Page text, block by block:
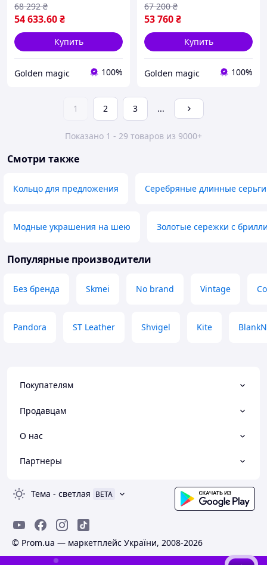
54 633.60₴
68 292 ₴
Купить
Golden magic 100%
53 760₴
67 200 ₴
Купить
Golden magic 100%
1 2 3 ...
Показано 1 - 29 товаров из 9000+
Смотри также
Кольцо для предложения Серебряные длинные серьги
Модные украшения на шею Золотые сережки с
Популярные производители
Без бренда Skmei No brand Vintage
Pandora ST Leather Shvigel Kite
Покупателям
Продавцам
О нас
Партнеры
Тема - светлая BETA
© Prom.ua — маркетплейс України, 2008-2026